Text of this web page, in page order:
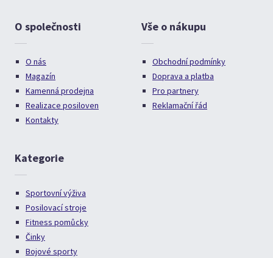
O společnosti
O nás
Magazín
Kamenná prodejna
Realizace posiloven
Kontakty
Vše o nákupu
Obchodní podmínky
Doprava a platba
Pro partnery
Reklamační řád
Kategorie
Sportovní výživa
Posilovací stroje
Fitness pomůcky
Činky
Bojové sporty